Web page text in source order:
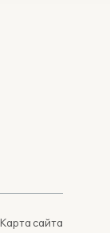
Карта сайта